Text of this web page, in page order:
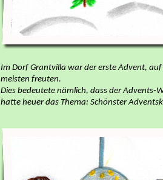
Im Dorf Grantvilla war der erste Advent, auf
meisten freuten.
Dies bedeutete nämlich, dass der Advents-
hatte heuer das Thema: Schönster